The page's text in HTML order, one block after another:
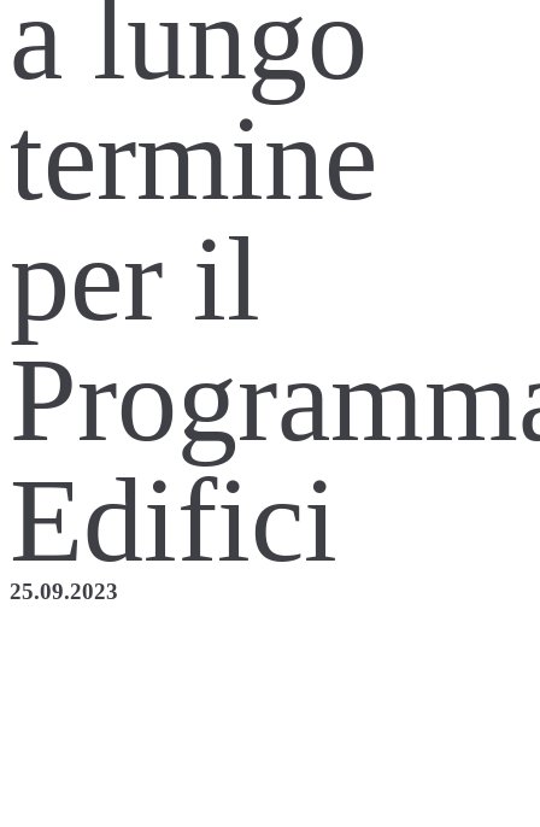
a lungo
termine
per il
Edifici
25.09.2023